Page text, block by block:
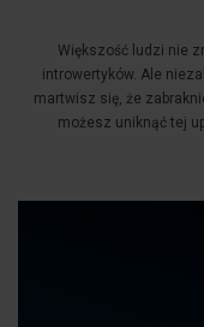
Większość ludzi nie
introwertyków. Ale
martwisz się, że
możesz uniknąć tej